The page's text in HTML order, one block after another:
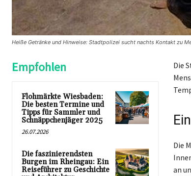
Heiße Getränke und Hinweise: Stadtpolizei sucht nachts Kontakt zu
Empfohlen
Flohmärkte Wiesbaden:
Die besten Termine und
Tipps für Sammler und
Schnäppchenjäger 2025
26.07.2026
Die faszinierendsten
Burgen im Rheingau: Ein
Reiseführer zu Geschichte
Die
Die
an